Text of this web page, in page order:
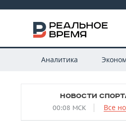
Аналитика
НОВОСТИ
00:08 МСК Все